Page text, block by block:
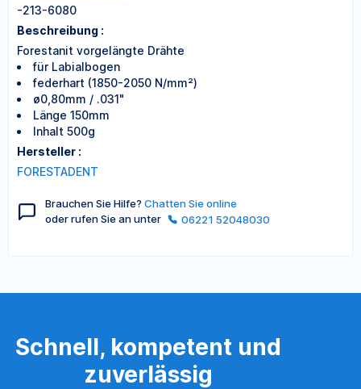
-213-6080
Beschreibung :
Forestanit vorgelängte Drähte
für Labialbogen
federhart (1850-2050 N/mm²)
ø0,80mm / .031"
Länge 150mm
Inhalt 500g
Hersteller :
FORESTADENT
Brauchen Sie Hilfe? Chatten Sie online
oder rufen Sie an unter
06221 52048030
Schnell, kompetent und
zuverlässig